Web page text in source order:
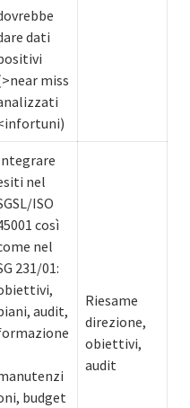
dati
miss
nel
ISO
così
nel
231/01:
audit,
budget
Riesame
direzione,
obiettivi,
audit